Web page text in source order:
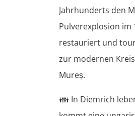
Jahrhunderts den
Pulverexplosion im
restauriert und
zur modernen
Mureș.
👪 In Diemrich